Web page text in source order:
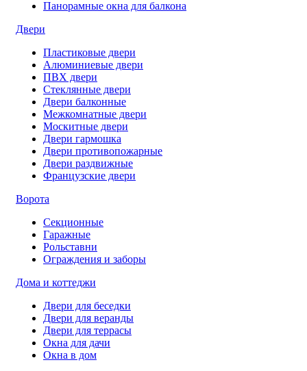
Панорамные окна для балкона
Двери
Пластиковые двери
Алюминиевые двери
ПВХ двери
Стеклянные двери
Двери балконные
Межкомнатные двери
Москитные двери
Двери гармошка
Двери противопожарные
Двери раздвижные
Французские двери
Ворота
Секционные
Гаражные
Рольставни
Ограждения и заборы
Дома и коттеджи
Двери для беседки
Двери для веранды
Двери для террасы
Окна для дачи
Окна в дом